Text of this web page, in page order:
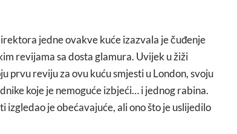
jedne ovakve kuće izazvala je čuđenje
revijama sa dosta glamura. Uvijek u žiži
prvu reviju za ovu kuću smjesti u London, svoju
koje je nemoguće izbjeći… i jednog rabina.
je obećavajuće, ali ono što je uslijedilo